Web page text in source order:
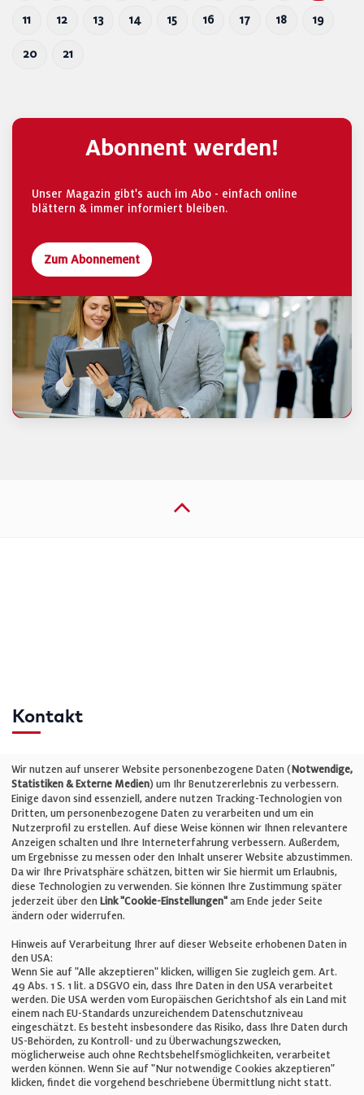
11 12 13 14 15 16 17 18 19
20 21
Abonnent werden!
Unser Magazin gibt's auch im Abo - einfach online
blättern & immer informiert bleiben.
Zum Abonnement
Kontakt
Telefon: +49 (0)711 2585563-0
E-Mail:info@bauelemente-bau.eu
Unternehmen
Impressum
Cookie-Einstellungen
AGB
Wir nutzen auf unserer Website personenbezogene Daten (Notwendige,
Statistiken & Externe Medien) um Ihr Benutzererlebnis zu verbessern.
Einige davon sind essenziell, andere nutzen Tracking-Technologien von
Dritten, um personenbezogene Daten zu verarbeiten und um ein
Nutzerprofil zu erstellen. Auf diese Weise können wir Ihnen relevantere
Anzeigen schalten und Ihre Interneterfahrung verbessern. Außerdem,
um Ergebnisse zu messen oder den Inhalt unserer Website abzustimmen.
Da wir Ihre Privatsphäre schätzen, bitten wir Sie hiermit um Erlaubnis,
diese Technologien zu verwenden. Sie können Ihre Zustimmung später
jederzeit über den Link "Cookie-Einstellungen" am Ende jeder Seite
ändern oder widerrufen.
Hinweis auf Verarbeitung Ihrer auf dieser Webseite erhobenen Daten in
den USA:
Wenn Sie auf "Alle akzeptieren" klicken, willigen Sie zugleich gem. Art.
49 Abs. 1 S. 1 lit. a DSGVO ein, dass Ihre Daten in den USA verarbeitet
werden. Die USA werden vom Europäischen Gerichtshof als ein Land mit
einem nach EU-Standards unzureichendem Datenschutzniveau
eingeschätzt. Es besteht insbesondere das Risiko, dass Ihre Daten durch
US-Behörden, zu Kontroll- und zu Überwachungszwecken,
möglicherweise auch ohne Rechtsbehelfsmöglichkeiten, verarbeitet
werden können. Wenn Sie auf "Nur notwendige Cookies akzeptieren"
klicken, findet die vorgehend beschriebene Übermittlung nicht statt.